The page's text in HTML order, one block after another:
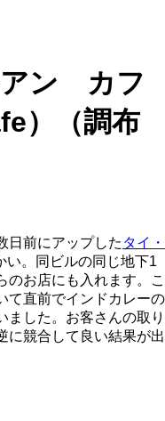
ン カフ
）（調布
日前にアップした タイ・
い。同ビルの同じ地下1
のお店にも入れます。こ
て直前でインドカレーの
ました。お客さんの取り
に競合して良い結果が出